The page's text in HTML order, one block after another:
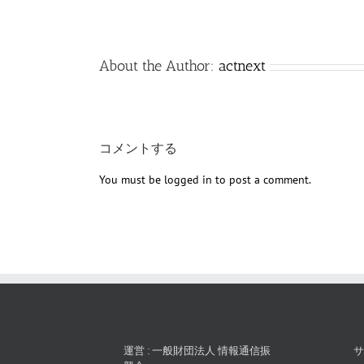
About the Author: actnext
コメントする
You must be logged in to post a comment.
運営 : 一般財団法人 情報通信振